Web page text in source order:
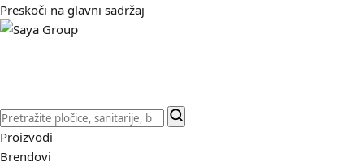
Preskoči na glavni sadržaj
Proizvodi
Brendovi